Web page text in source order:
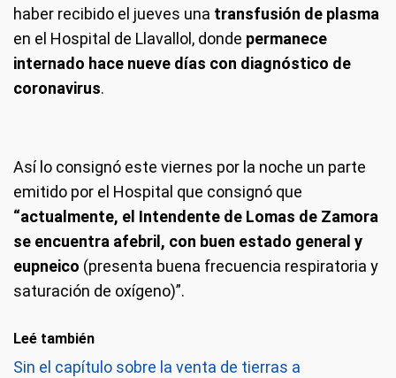
haber recibido el jueves una transfusión de plasma
en el Hospital de Llavallol, donde permanece
internado hace nueve días con diagnóstico de
coronavirus.
Así lo consignó este viernes por la noche un parte
emitido por el Hospital que consignó que
“actualmente, el Intendente de Lomas de Zamora
se encuentra afebril, con buen estado general y
eupneico (presenta buena frecuencia respiratoria y
saturación de oxígeno)”.
Leé también
Sin el capítulo sobre la venta de tierras a